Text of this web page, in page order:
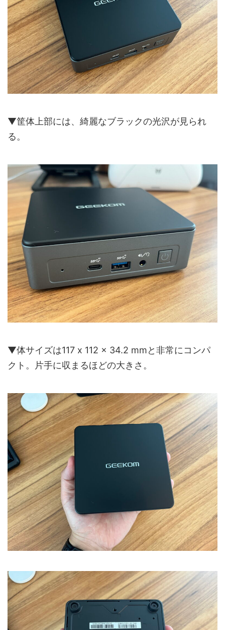
▼筐体上部には、綺麗なブラックの光沢が見られ
る。
▼体サイズは117 x 112 x 34.2 mmと非常にコンパ
クト。片手に収まるほどの大きさ。